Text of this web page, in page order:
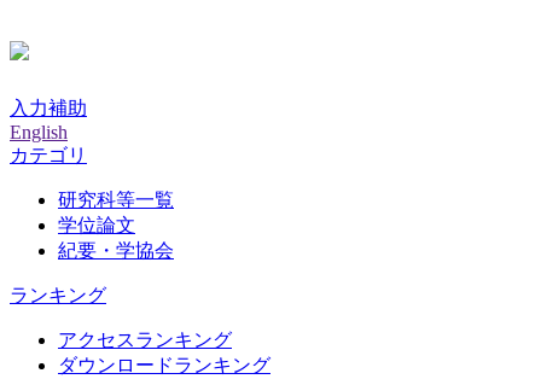
入力補助
English
カテゴリ
研究科等一覧
学位論文
紀要・学協会
ランキング
アクセスランキング
ダウンロードランキング